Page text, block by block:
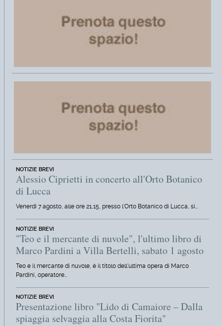
NOTIZIE BREVI
Alessio Ciprietti in concerto all'Orto Botanico
di Lucca
Venerdì 7 agosto, alle ore 21,15, presso l'Orto Botanico di Lucca, si…
NOTIZIE BREVI
"Teo e il mercante di nuvole", l'ultimo libro di
Marco Pardini a Villa Bertelli, sabato 1 agosto
Teo e il mercante di nuvole, è il titolo dell'ultima opera di Marco
Pardini, operatore…
NOTIZIE BREVI
Presentazione libro "Lido di Camaiore – Dalla
spiaggia selvaggia alla Costa Fiorita"